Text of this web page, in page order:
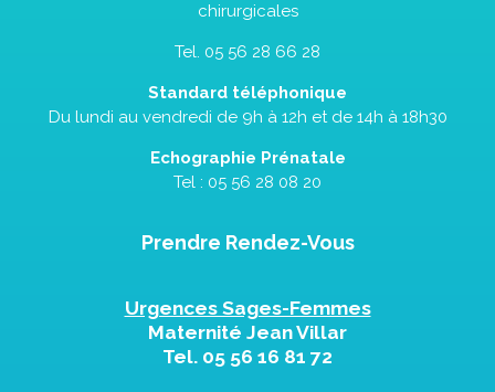
chirurgicales
Tel. 05 56 28 66 28
Standard téléphonique
Du lundi au vendredi de 9h à 12h et de 14h à 18h30
Echographie Prénatale
Tel : 05 56 28 08 20
Prendre Rendez-Vous
Urgences Sages-Femmes
Maternité Jean Villar
Tel. 05 56 16 81 72